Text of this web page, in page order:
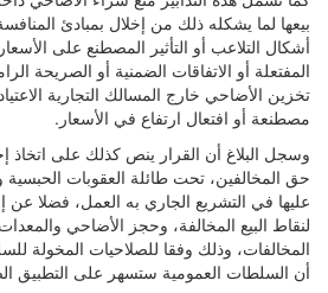
بيعها لما يشكله ذلك من إخلال بمبادئ
أشكال التلاعب أو التأثير المصطنع على
المفتعلة أو الاتفاقات الضمنية أو الصريحة
تخزين الأضاحي خارج المسالك التجارية
مصطنعة أو افتعال ارتفاع في الأسعار.
وسجل البلاغ أن القرار ينص كذلك على
حق المخالفين، تحت طائلة العقوبات الحبسية
عليها في التشريع الجاري به العمل، فضلا عن
لنقاط البيع المخالفة، وحجز الأضاحي
المخالفات، وذلك وفقا للصلاحيات المخولة
أن السلطات العمومية ستسهر على التطبيق